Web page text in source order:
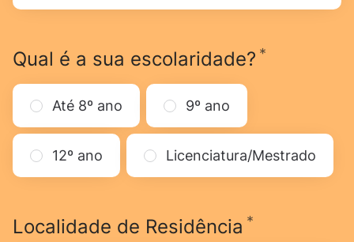
Qual é a sua escolaridade? *
Até 8º ano 9º ano
12º ano Licenciatura/Mestrado
Localidade de Residência *